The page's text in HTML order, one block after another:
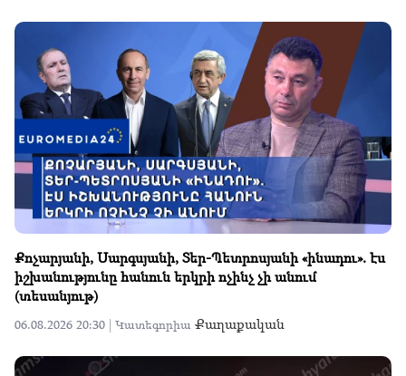
Քոչարյանի, Սարգսյանի, Տեր-Պետրոսյանի «ինադու». էս
իշխանությունը հանուն երկրի ոչինչ չի անում
(տեսանյութ)
06.08.2026 20:30 | Կատեգորիա Քաղաքական